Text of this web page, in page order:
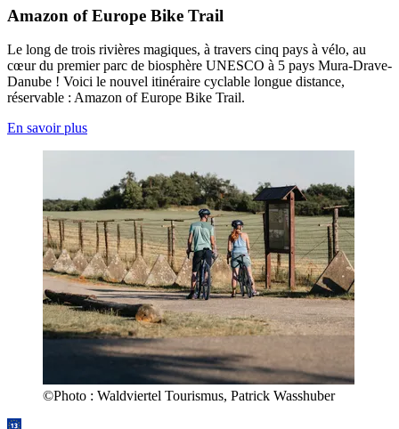
Amazon of Europe Bike Trail
Le long de trois rivières magiques, à travers cinq pays à vélo, au
cœur du premier parc de biosphère UNESCO à 5 pays Mura-Drave-
Danube ! Voici le nouvel itinéraire cyclable longue distance,
réservable : Amazon of Europe Bike Trail.
En savoir plus
©Photo : Waldviertel Tourismus, Patrick Wasshuber